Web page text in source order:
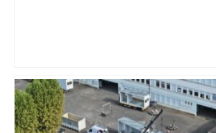
ENTRETIEN. Municipales 2026 à
Toulouse : sous le feu des critiques,
Briançon assume son alliance avec